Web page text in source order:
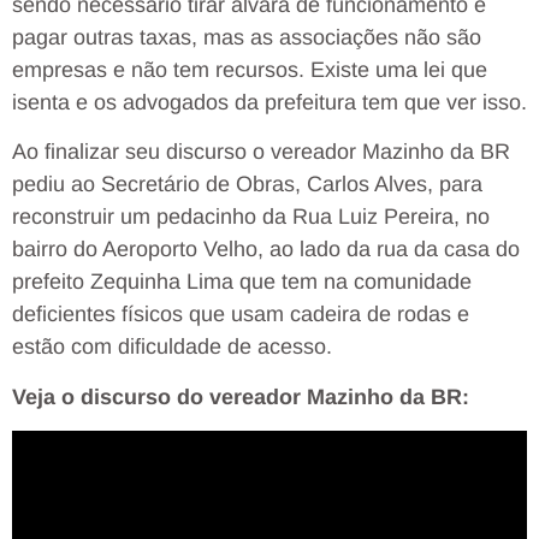
pagar outras taxas, mas as associações não são
empresas e não tem recursos. Existe uma lei que
isenta e os advogados da prefeitura tem que ver isso.
Ao finalizar seu discurso o vereador Mazinho da BR
pediu ao Secretário de Obras, Carlos Alves, para
reconstruir um pedacinho da Rua Luiz Pereira, no
bairro do Aeroporto Velho, ao lado da rua da casa do
prefeito Zequinha Lima que tem na comunidade
deficientes físicos que usam cadeira de rodas e
estão com dificuldade de acesso.
Veja o discurso do vereador Mazinho da BR: